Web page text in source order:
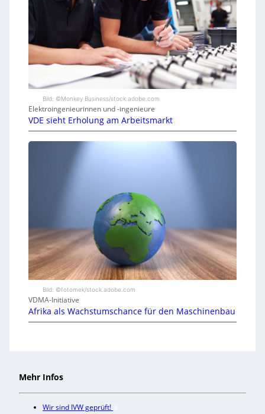
Bild: ©Monkey Business/stock.adobe.com
Elektroingenieurinnen und -ingenieure
VDE sieht Erholung am Arbeitsmarkt
Bild: ©fotomek/stock.adobe.com
VDMA-Initiative
Afrika als Wachstumschance für den Maschinenbau
Mehr Infos
Wir sind IVW geprüft!